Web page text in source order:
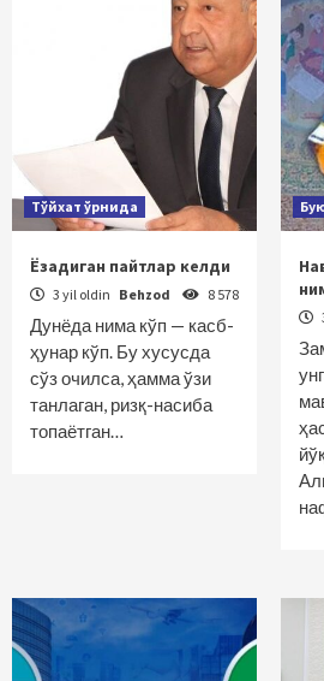
Тўйхат ўрнида
Ёзадиган пайтлар келди
3 yil oldin Behzod 8 578
Дунёда нима кўп — касб-
ҳунар кўп. Бу хусусда
сўз очилса, ҳамма ўзи
танлаган, ризқ-насиба
топаётган…